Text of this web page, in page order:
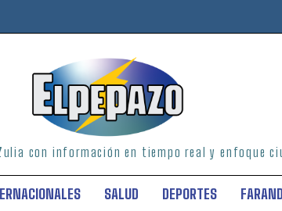
con información en tiempo real y enfoque
SALUD DEPORTES